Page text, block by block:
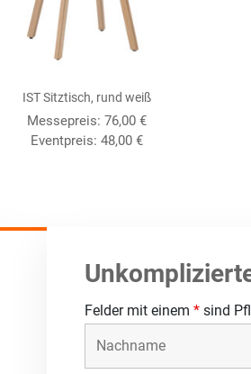
IST Sitztisch, rund weiß
Messepreis: 76,00 €
Eventpreis: 48,00 €
Felder mit einem *sind